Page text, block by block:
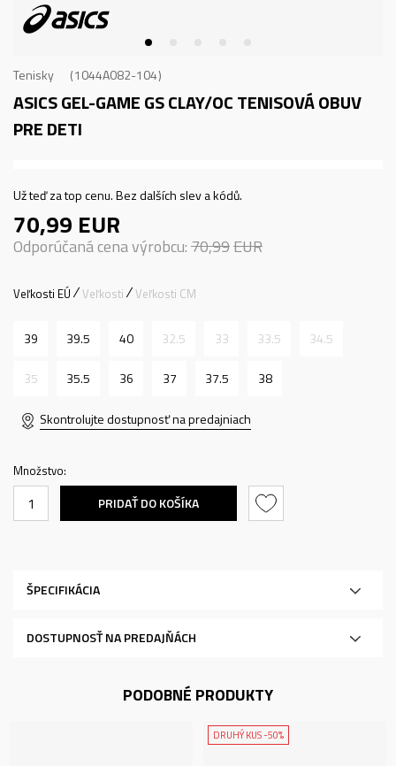
Tenisky 1044A082-104
ASICS GEL-GAME GS CLAY/OCTENISOVÁ OBUV
PRE DETI
Už teď za top cenu. Bez dalších slev a kódů.
70,99 EUR
Odporúčaná cena výrobcu:70,99EUR
Veľkosti EÚ Veľkosti Veľkosti CM
39 39.5 40 32.5 33 33.5 34.5
35 35.5 36 37 37.5 38
Skontrolujte dostupnosť na predajniach
Množstvo:
PRIDAŤ DO KOŠÍKA
ŠPECIFIKÁCIA
DOSTUPNOSŤ NA PREDAJŇÁCH
PODOBNÉ PRODUKTY
DRUHÝ KUS -50%